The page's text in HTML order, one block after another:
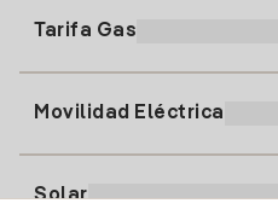
91 919 52 73
clientes@tuiberdrola.es
Alta Gas
Precio de la luz hoy
Tarifa Gas
Movilidad Eléctrica
Solar